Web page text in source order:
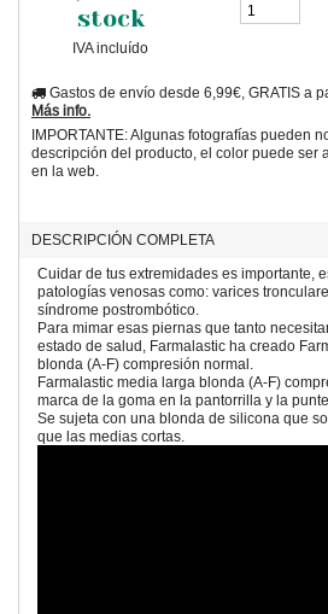
stock
IVA incluído
Gastos de envío desde 6,99€, GRATIS a
Más info.
IMPORTANTE: Algunas fotografías pueden
descripción del producto, el color puede ser
en la web.
DESCRIPCIÓN COMPLETA
Cuidar de tus extremidades es importante,
patologías venosas como: varices
síndrome postrombótico.
Para mimar esas piernas que tanto
estado de salud, Farmalastic ha creado
blonda (A-F) compresión normal.
Farmalastic media larga blonda (A-F)
marca de la goma en la pantorrilla y la
Se sujeta con una blonda de silicona que
que las medias cortas.